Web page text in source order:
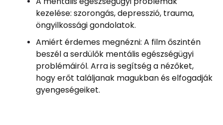
kezelése: szorongás, depresszió, trauma,
öngyilkossági gondolatok.
Amiért érdemes megnézni: A film őszintén
beszél a serdülők mentális egészségügyi
problémáiról. Arra is segítség a nézőket,
hogy erőt találjanak magukban és elfogadják
gyengeségeiket.